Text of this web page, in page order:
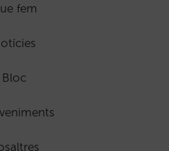
fem
Bloc